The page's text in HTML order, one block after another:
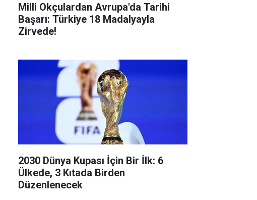
Milli Okçulardan Avrupa'da Tarihi
Başarı: Türkiye 18 Madalyayla
Zirvede!
2030 Dünya Kupası İçin Bir İlk: 6
Ülkede, 3 Kıtada Birden
Düzenlenecek